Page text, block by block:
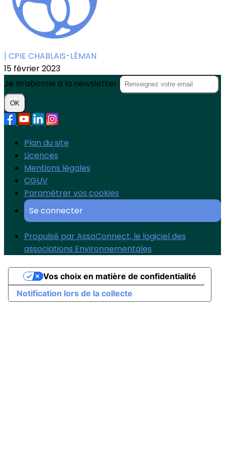
| CPIE CHABLAIS-LÉMAN
15 février 2023
Je m'abonne à la newsletter
OK
Plan du site
Licences
Mentions légales
CGUV
Paramétrer vos cookies
Se connecter
Propulsé par AssoConnect, le logiciel des
associations Environnementales
Notification lors de la collecte
Vos choix en matière de confidentialité